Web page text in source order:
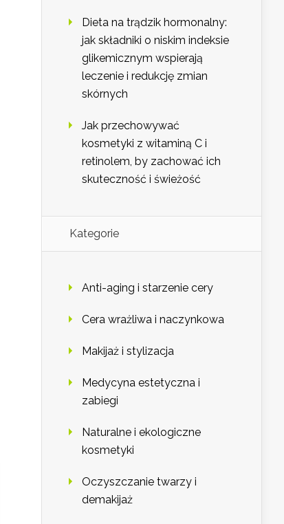
Dieta na trądzik hormonalny:
jak składniki o niskim indeksie
glikemicznym wspierają
leczenie i redukcję zmian
skórnych
Jak przechowywać
kosmetyki z witaminą C i
retinolem, by zachować ich
skuteczność i świeżość
Kategorie
Anti-aging i starzenie cery
Cera wrażliwa i naczynkowa
Makijaż i stylizacja
Medycyna estetyczna i
zabiegi
Naturalne i ekologiczne
kosmetyki
Oczyszczanie twarzy i
demakijaż